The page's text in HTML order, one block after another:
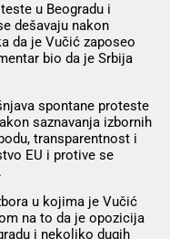
u Beogradu i
dešavaju nakon
da je Vučić zaposeo
bio da je Srbija
spontane proteste
saznavanja izbornih
transparentnost i
EU i protive se
u kojima je Vučić
na to da je opozicija
i nekoliko dugih